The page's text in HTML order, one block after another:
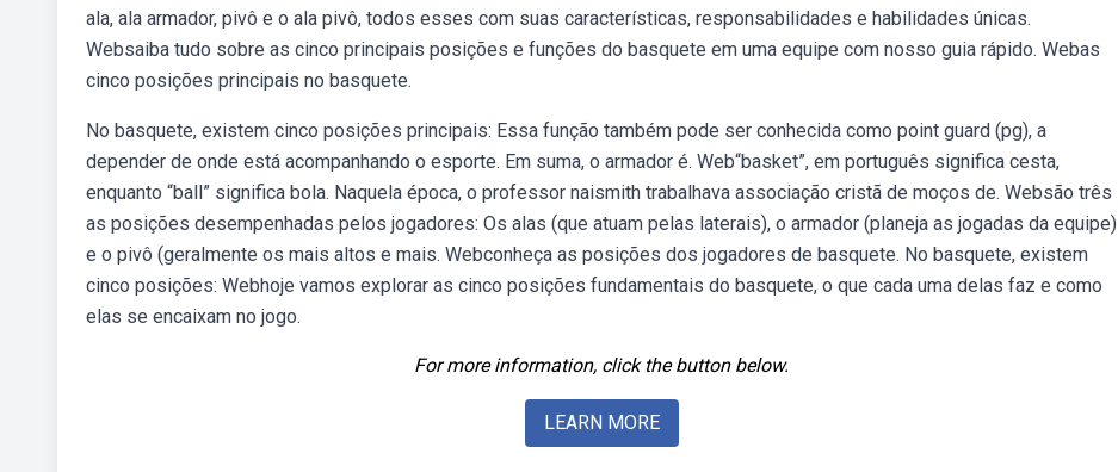
ala, ala armador, pivô e o ala pivô, todos esses com suas características, responsabilidades e habilidades únicas.
Websaiba tudo sobre as cinco principais posições e funções do basquete em uma equipe com nosso guia rápido. Webas
cinco posições principais no basquete.
No basquete, existem cinco posições principais: Essa função também pode ser conhecida como point guard (pg), a
depender de onde está acompanhando o esporte. Em suma, o armador é. Web“basket”, em português significa cesta,
enquanto “ball” significa bola. Naquela época, o professor naismith trabalhava associação cristã de moços de. Websão três
as posições desempenhadas pelos jogadores: Os alas (que atuam pelas laterais), o armador (planeja as jogadas da equipe)
e o pivô (geralmente os mais altos e mais. Webconheça as posições dos jogadores de basquete. No basquete, existem
cinco posições: Webhoje vamos explorar as cinco posições fundamentais do basquete, o que cada uma delas faz e como
elas se encaixam no jogo.
For more information, click the button below.
LEARN MORE